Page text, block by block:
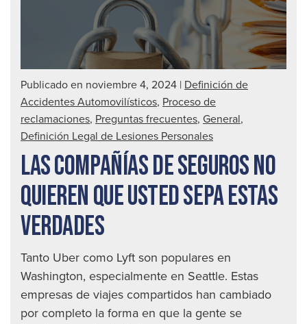
Publicado en noviembre 4, 2024 | Definición de
Accidentes Automovilísticos, Proceso de
reclamaciones, Preguntas frecuentes, General,
Definición Legal de Lesiones Personales
LAS COMPAÑÍAS DE SEGUROS NO
QUIEREN QUE USTED SEPA ESTAS
VERDADES
Tanto Uber como Lyft son populares en
Washington, especialmente en Seattle. Estas
empresas de viajes compartidos han cambiado
por completo la forma en que la gente se